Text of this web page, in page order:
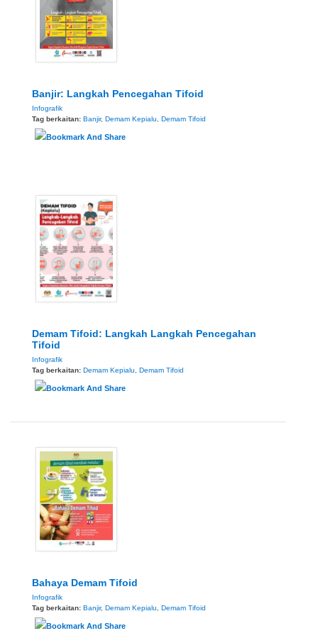
Banjir: Langkah Pencegahan Tifoid
Infografik
Tag berkaitan: Banjir, Demam Kepialu, Demam Tifoid
Demam Tifoid: Langkah Langkah Pencegahan
Tifoid
Infografik
Tag berkaitan: Demam Kepialu Demam Tifoid
Bahaya Demam Tifoid
Infografik
Tag berkaitan: Banjir, Demam Kepialu Demam Tifoid